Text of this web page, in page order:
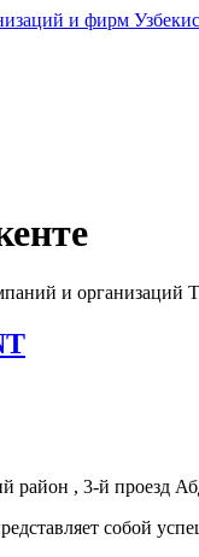
и
район , 3-й проезд
собой